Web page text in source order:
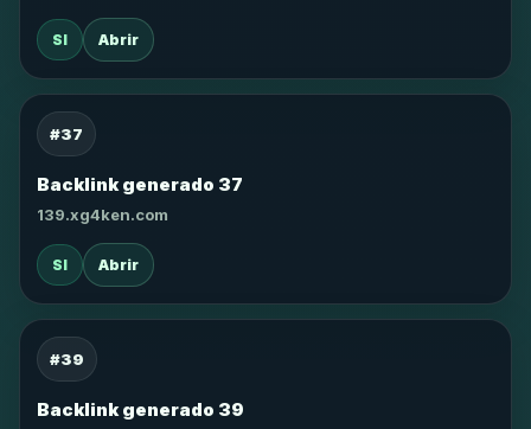
SI Abrir
#37
Backlink generado 37
139.xg4ken.com
SI Abrir
#39
Backlink generado 39